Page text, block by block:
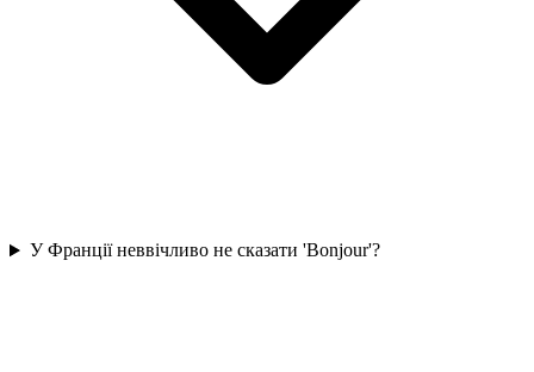
У Франції неввічливо не сказати 'Bonjour'?